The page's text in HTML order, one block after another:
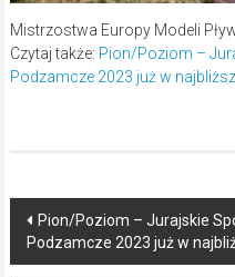
Mistrzostwa Europy Modeli
Czytaj także: Pion/Poziom –
Podzamcze 2023 już w
Post
navigation
Pion/Poziom – Jurajskie
Podzamcze 2023 już w